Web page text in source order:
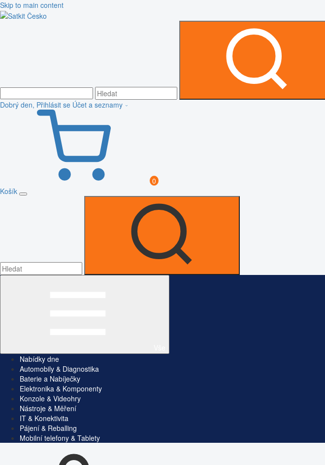
Skip to main content
Dobrý den, Přihlásit se Účet a seznamy
0
Košík
Nabídky dne
Automobily & Diagnostika
Baterie a Nabíječky
Elektronika & Komponenty
Konzole & Videohry
Nástroje & Měření
IT & Konektivita
Pájení & Reballing
Mobilní telefony & Tablety